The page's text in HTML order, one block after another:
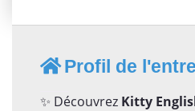
Profil de
✨ Découvrez Kitty